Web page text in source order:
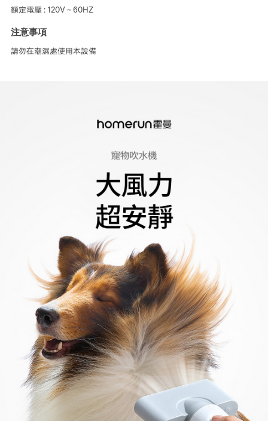
額定電壓 : 120V～60HZ
注意事項
請勿在潮濕處使用本設備